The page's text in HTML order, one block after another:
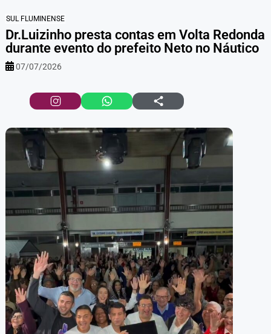
SUL FLUMINENSE
Dr.Luizinho presta contas em Volta Redonda
durante evento do prefeito Neto no Náutico
07/07/2026